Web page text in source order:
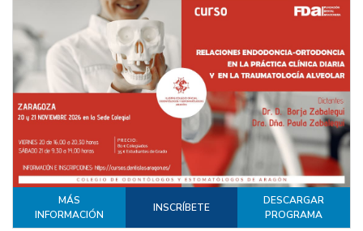
MÁS
INFORMACIÓN
INSCRÍBETE
DESCARGAR
PROGRAMA